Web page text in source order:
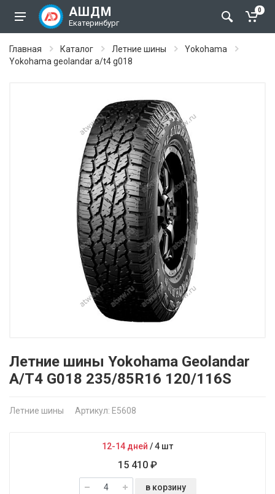
АШДМ
Екатеринбург
0
Главная Каталог Летние шины
Yokohama
Yokohama geolandar a/t4 g018
Летние шины Yokohama Geolandar
A/T4 G018 235/85R16 120/116S
Летние шины Артикул: E5608
12-14 дней /4 шт
15 410 ₽
в корзину